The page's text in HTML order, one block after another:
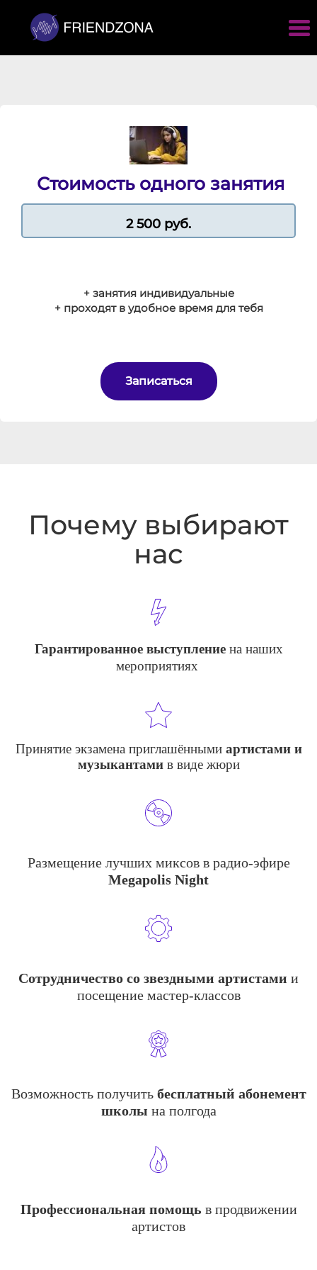
Стоимость одного занятия
2 500 руб.
+ занятия индивидуальные
+ проходят в удобное время для тебя
Записаться
Почему выбирают
нас
Гарантированное выступлениена наших
мероприятиях
Принятие экзамена приглашёнными артистами и
музыкантамив виде жюри
Размещение лучших миксов в радио-эфире
Megapolis Night
Сотрудничество со звездными артистами и
посещение мастер-классов
Возможность получить бесплатный абонемент
школы на полгода
Профессиональная помощь в продвижении
артистов